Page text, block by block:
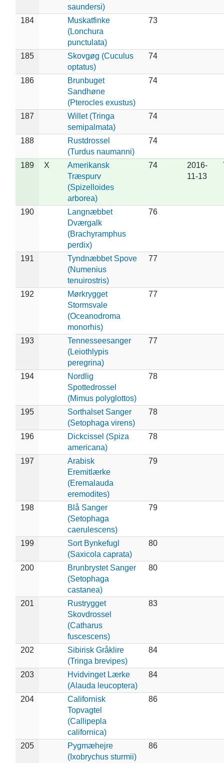
saundersi)
184
Muskatfinke
(Lonchura
punctulata)
73
185
Skovgøg (Cuculus
optatus)
74
186
Brunbuget
Sandhøne
(Pterocles exustus)
74
187
Willet (Tringa
semipalmata)
74
188
Rustdrossel
(Turdus naumanni)
74
189 X
Amerikansk
Træspurv
(Spizelloides
arborea)
74
2016-
11-13
190
Langnæbbet
Dværgalk
(Brachyramphus
perdix)
76
191
Tyndnæbbet Spove
(Numenius
tenuirostris)
77
192
Mørkrygget
Stormsvale
(Oceanodroma
monorhis)
77
193
Tennesseesanger
(Leiothlypis
peregrina)
77
194
Nordlig
Spottedrossel
(Mimus polyglottos)
78
195
Sorthalset Sanger
(Setophaga virens)
78
196
Dickcissel (Spiza
americana)
78
197
Arabisk
Eremitlærke
(Eremalauda
eremodites)
79
198
Blå Sanger
(Setophaga
caerulescens)
79
199
Sort Bynkefugl
(Saxicola caprata)
80
200
Brunbrystet Sanger
(Setophaga
castanea)
80
201
Rustrygget
Skovdrossel
(Catharus
fuscescens)
83
202
Sibirisk Gråklire
(Tringa brevipes)
84
203
Hvidvinget Lærke
(Alauda leucoptera)
84
204
Californisk
Topvagtel
(Callipepla
californica)
86
205
Pygmæhejre
(Ixobrychus sturmii)
86